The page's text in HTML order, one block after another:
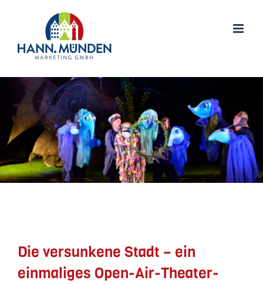
springen
Die versunkene Stadt – ein
einmaliges Open-Air-Theater-